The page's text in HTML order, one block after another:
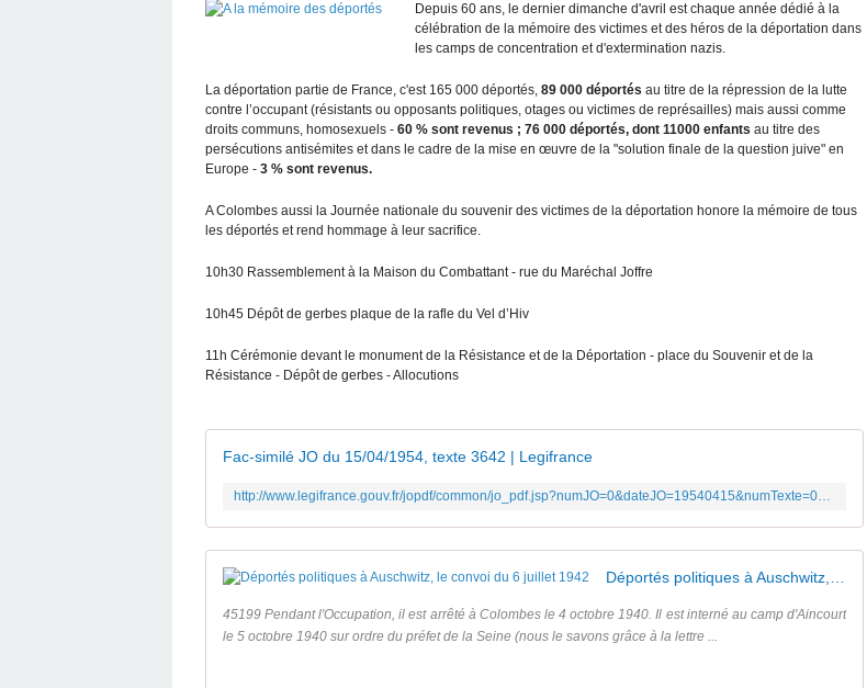
Depuis 60 ans, le dernier dimanche d'avril est chaque année dédié à la
célébration de la mémoire des victimes et des héros de la déportation dans
les camps de concentration et d'extermination nazis.
La déportation partie de France, c'est 165 000 déportés, 89 000 déportés au titre de la répression de la lutte
contre l’occupant (résistants ou opposants politiques, otages ou victimes de représailles) mais aussi comme
droits communs, homosexuels - 60 % sont revenus ; 76 000 déportés, dont 11000 enfants au titre des
persécutions antisémites et dans le cadre de la mise en œuvre de la "solution finale de la question juive" en
Europe - 3 % sont revenus.
A Colombes aussi la Journée nationale du souvenir des victimes de la déportation honore la mémoire de tous
les déportés et rend hommage à leur sacrifice.
10h30 Rassemblement à la Maison du Combattant - rue du Maréchal Joffre
10h45 Dépôt de gerbes plaque de la rafle du Vel d’Hiv
11h Cérémonie devant le monument de la Résistance et de la Déportation - place du Souvenir et de la
Résistance - Dépôt de gerbes - Allocutions
Fac-similé JO du 15/04/1954, texte 3642 | Legifrance
http://www.legifrance.gouv.fr/jopdf/common/jo_pdf.jsp?numJO=0&dateJO=19540415&numTexte=03642&pageDebut=03642&pageFi
45199 Pendant l'Occupation, il est arrêté à Colombes le 4 octobre 1940. Il est interné au camp d'Aincourt
le 5 octobre 1940 sur ordre du préfet de la Seine (nous le savons grâce à la lettre ...